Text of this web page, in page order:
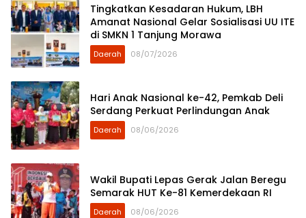
Tingkatkan Kesadaran Hukum, LBH
Amanat Nasional Gelar Sosialisasi UU ITE
di SMKN 1 Tanjung Morawa
Daerah 08/07/2026
Hari Anak Nasional ke-42, Pemkab Deli
Serdang Perkuat Perlindungan Anak
Daerah 08/06/2026
Wakil Bupati Lepas Gerak Jalan Beregu
Semarak HUT Ke-81 Kemerdekaan RI
Daerah 08/06/2026